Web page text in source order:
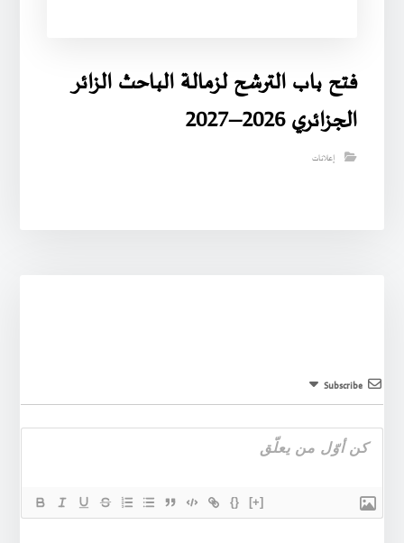
فتح باب الترشح لزمالة الباحث الزائر
الجزائري 2026–2027
إعلانات
Subscribe
{} [+]